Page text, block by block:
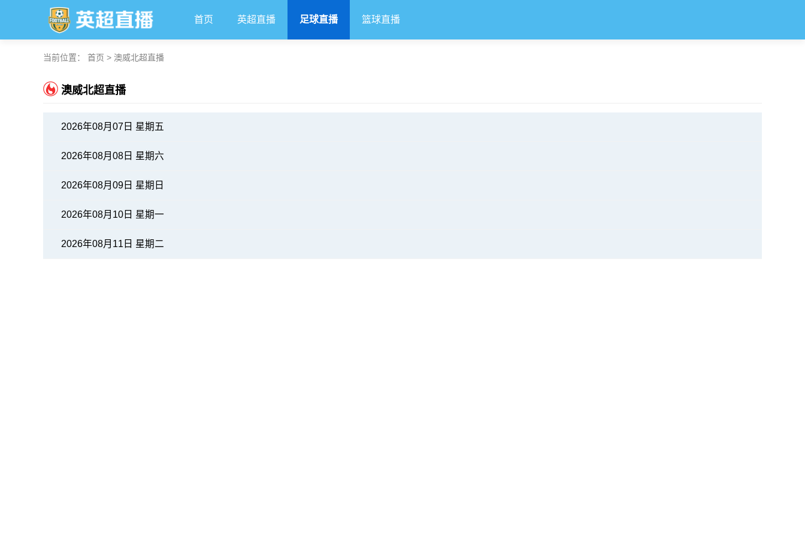
首页 英超直播 足球直播 篮球直播
当前位置： 首页 > 澳威北超直播
澳威北超直播
2026年08月07日 星期五
2026年08月08日 星期六
2026年08月09日 星期日
2026年08月10日 星期一
2026年08月11日 星期二